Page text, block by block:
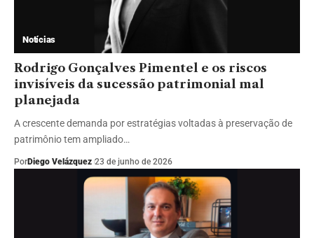
Notícias
Rodrigo Gonçalves Pimentel e os riscos
invisíveis da sucessão patrimonial mal
planejada
A crescente demanda por estratégias voltadas à preservação de
patrimônio tem ampliado…
PorDiego Velázquez 23 de junho de 2026